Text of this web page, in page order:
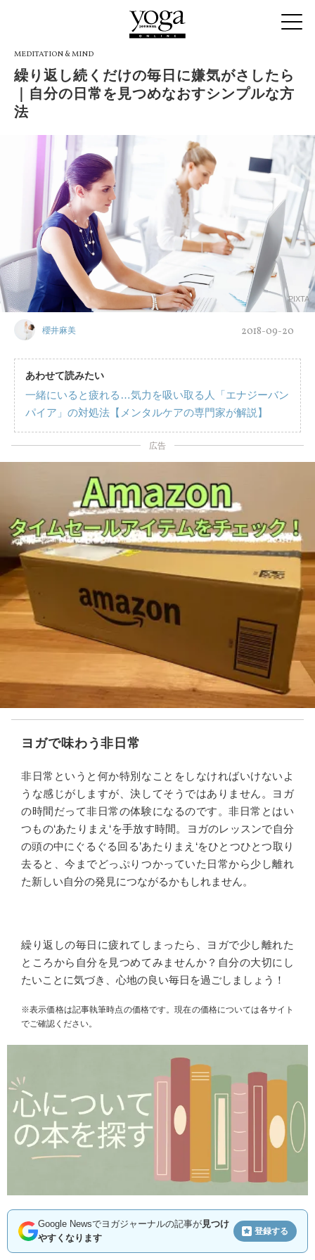
MEDITATION & MIND
繰り返し続くだけの毎日に嫌気がさしたら
｜自分の日常を見つめなおすシンプルな方
法
PIXTA
櫻井麻美 2018-09-20
あわせて読みたい
一緒にいると疲れる…気力を吸い取る人「エナジーバン
パイア」の対処法【メンタルケアの専門家が解説】
広告
ヨガで味わう非日常
非日常というと何か特別なことをしなければいけないよ
うな感じがしますが、決してそうではありません。ヨガ
の時間だって非日常の体験になるのです。非日常とはい
つもの‘あたりまえ‘を手放す時間。ヨガのレッスンで自分
の頭の中にぐるぐる回る’あたりまえ‘をひとつひとつ取り
去ると、今までどっぷりつかっていた日常から少し離れ
た新しい自分の発見につながるかもしれません。
繰り返しの毎日に疲れてしまったら、ヨガで少し離れた
ところから自分を見つめてみませんか？自分の大切にし
たいことに気づき、心地の良い毎日を過ごしましょう！
※表示価格は記事執筆時点の価格です。現在の価格については各サイト
でご確認ください。
Google Newsでヨガジャーナルの記事が見つけ
やすくなります
登録する